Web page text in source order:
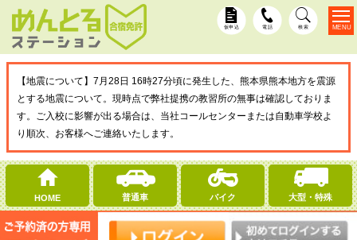
仮申込 電話 検索
【地震について】7月28日 16時27分頃に発生した、熊本県熊本地方を震源
とする地震について。現時点で弊社提携の教習所の無事は確認しておりま
す。ご入校に影響が出る場合は、当社コールセンターまたは自動車学校よ
り順次、お客様へご連絡いたします。
HOME 普通車 バイク 大型・特殊
MENU